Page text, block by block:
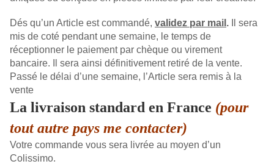
Dés qu’un Article est commandé, validez par mail . Il sera
mis de coté pendant une semaine, le temps de
réceptionner le paiement par chèque ou virement
bancaire. Il sera ainsi définitivement retiré de la vente.
Passé le délai d’une semaine, l’Article sera remis à la
vente
La livraison standard en France (pour
tout autre pays me contacter)
Votre commande vous sera livrée au moyen d’un
Colissimo.